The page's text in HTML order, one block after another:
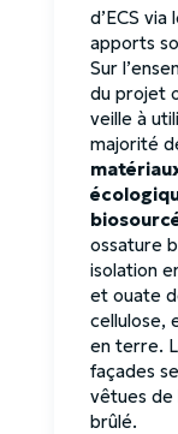
d’ECS via
apports
Sur
du projet
veille à
majorité
ossature
isolation
et ouate
cellulose,
en terre.
façades
vêtues de
brûlé.